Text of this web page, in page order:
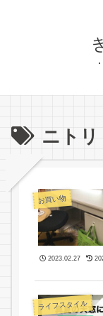
ニトリ
お買い物
2023.02.27
ライフスタイル